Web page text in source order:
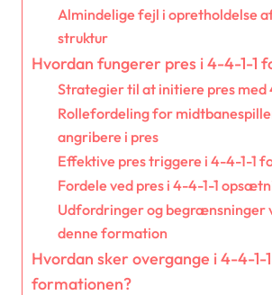
Almindelige fejl i opretholdelse
struktur
Hvordan fungerer pres i 4-4-1-1
Strategier til at initiere pres med
Rollefordeling for
angribere i pres
Effektive pres triggere i 4-4-1-1
Fordele ved pres i 4-4-1-1
Udfordringer og begrænsninger
denne formation
Hvordan sker overgange i 4-4-1-1
formationen?